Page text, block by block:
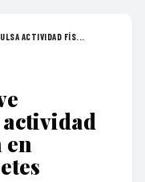
ACTIVIDAD FÍS...
en